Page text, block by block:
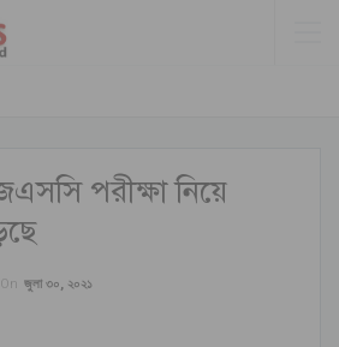
পরীক্ষা নিয়ে
On জুলা ৩০, ২০২১